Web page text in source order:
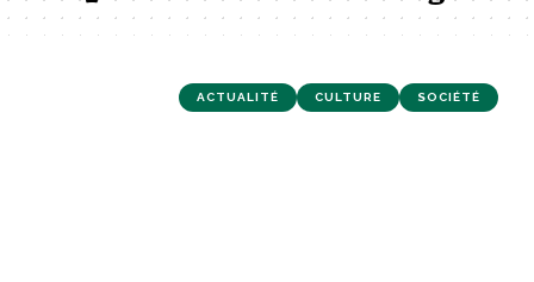
ACTUALITÉ CULTURE SOCIÉTÉ